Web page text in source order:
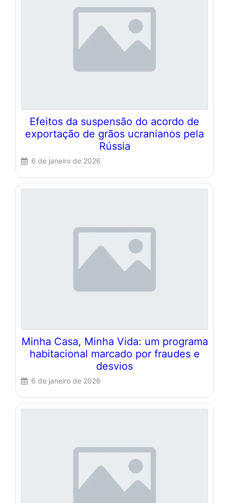
Efeitos da suspensão do acordo de
exportação de grãos ucranianos pela
Rússia
6 de janeiro de 2026
Minha Casa, Minha Vida: um programa
habitacional marcado por fraudes e
desvios
6 de janeiro de 2026